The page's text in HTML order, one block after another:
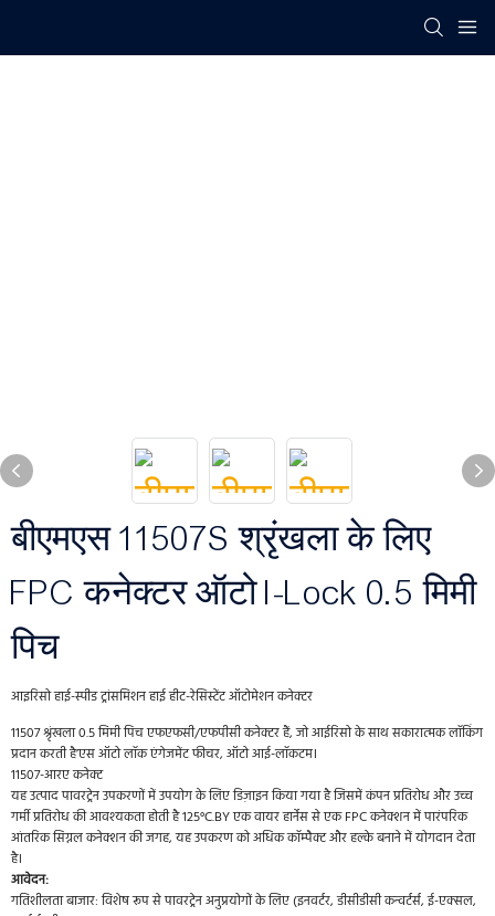
बीएमएस 11507S श्रृंखला के लिए
FPC कनेक्टर ऑटो I-Lock 0.5 मिमी
पिच
आइरिसो हाई-स्पीड ट्रांसमिशन हाई हीट-रेसिस्टेंट ऑटोमेशन कनेक्टर
11507 श्रृंखला 0.5 मिमी पिच एफएफसी/एफपीसी कनेक्टर हैं, जो आईरिसो के साथ सकारात्मक लॉकिंग
प्रदान करती है’एस ऑटो लॉक एंगेजमेंट फीचर, ऑटो आई-लॉकटम।
11507-आरए कनेक्ट
यह उत्पाद पावरट्रेन उपकरणों में उपयोग के लिए डिज़ाइन किया गया है जिसमें कंपन प्रतिरोध और उच्च
गर्मी प्रतिरोध की आवश्यकता होती है 125°C.BY एक वायर हार्नेस से एक FPC कनेक्शन में पारंपरिक
आंतरिक सिग्नल कनेक्शन की जगह, यह उपकरण को अधिक कॉम्पैक्ट और हल्के बनाने में योगदान देता
है।
आवेदन:
गतिशीलता बाजार: विशेष रूप से पावरट्रेन अनुप्रयोगों के लिए (इनवर्टर, डीसीडीसी कन्वर्टर्स, ई-एक्सल,